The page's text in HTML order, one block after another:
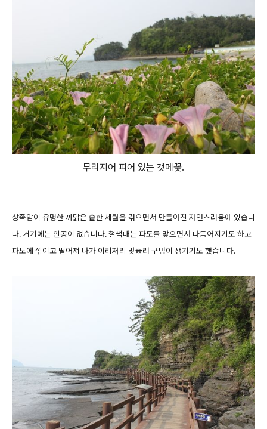
무리지어 피어 있는 갯메꽃.
상족암이 유명한 까닭은 숱한 세월을 겪으면서 만들어진 자연스러움에 있습니
다. 거기에는 인공이 없습니다. 철썩대는 파도를 맞으면서 다듬어지기도 하고
파도에 깎이고 떨어져 나가 이리저리 맞뚫려 구멍이 생기기도 했습니다.